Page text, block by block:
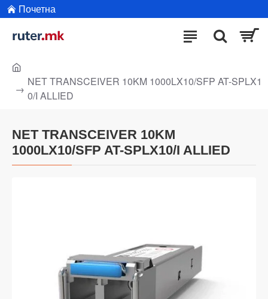
Почетна
NET TRANSCEIVER 10KM 1000LX10/SFP AT-SPLX1
0/I ALLIED
NET TRANSCEIVER 10KM
1000LX10/SFP AT-SPLX10/I ALLIED